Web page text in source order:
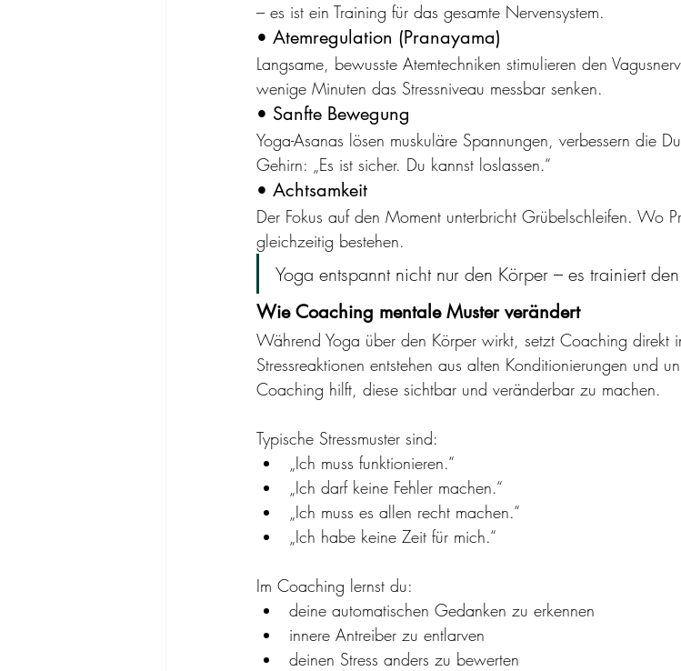
– es ist ein Training für das gesamte Nervensystem.
• Atemregulation (Pranayama)
Langsame, bewusste Atemtechniken stimulieren den
wenige Minuten das Stressniveau messbar senken.
• Sanfte Bewegung
Yoga-Asanas lösen muskuläre Spannungen, verbessern die
Gehirn: „Es ist sicher. Du kannst loslassen.“
• Achtsamkeit
Der Fokus auf den Moment unterbricht Grübelschleifen. Wo
gleichzeitig bestehen.
Yoga entspannt nicht nur den Körper – es trainiert
Wie Coaching mentale Muster verändert
Während Yoga über den Körper wirkt, setzt Coaching direkt
Stressreaktionen entstehen aus alten Konditionierungen und
Coaching hilft, diese sichtbar und veränderbar zu machen.
Typische Stressmuster sind:
„Ich muss funktionieren.“
„Ich darf keine Fehler machen.“
„Ich muss es allen recht machen.“
„Ich habe keine Zeit für mich.“
Im Coaching lernst du:
deine automatischen Gedanken zu erkennen
innere Antreiber zu entlarven
deinen Stress anders zu bewerten